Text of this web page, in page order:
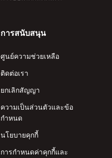
การสนับสนุน
ศูนย์ความช่วยเหลือ
ติดต่อเรา
ยกเลิกสัญญา
ความเป็นส่วนตัวและข้อ
กำหนด
นโยบายคุกกี้
การกำหนดค่าคุกกี้และ